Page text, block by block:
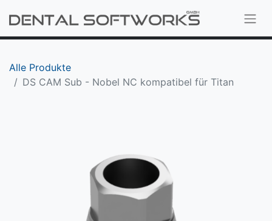
Alle Produkte
DS CAM Sub - Nobel NC kompatibel für Titan